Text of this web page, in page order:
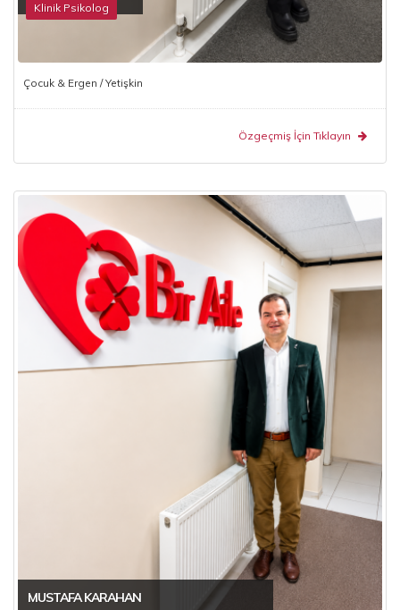
Klinik Psikolog
Çocuk & Ergen / Yetişkin
Özgeçmiş İçin Tıklayın
MUSTAFA KARAHAN